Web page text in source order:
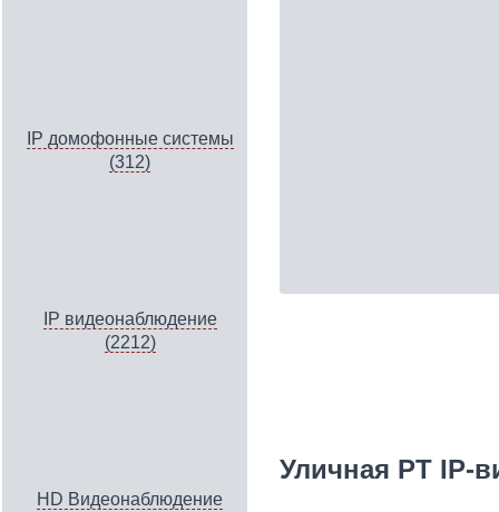
IP домофонные системы
(312)
IP видеонаблюдение
(2212)
HD Видеонаблюдение
Уличная PT IP-